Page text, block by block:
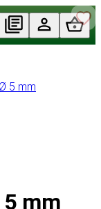
5 mm
mm